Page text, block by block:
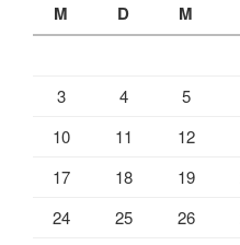
M D M
3
4 5
10
11 12
17
18 19
24
25 26